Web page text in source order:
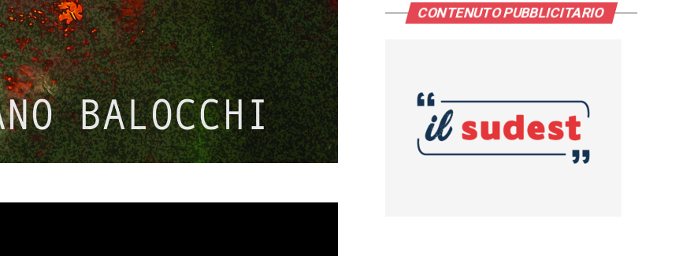
CONTENUTO PUBBLICITARIO